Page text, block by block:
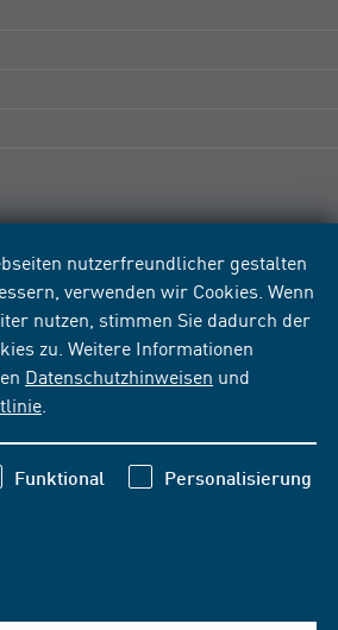
nutzerfreundlicher gestalten
verwenden wir Cookies. Wenn
nutzen, stimmen Sie dadurch der
zu. Weitere Informationen
Datenschutzhinweisen und
Funktional Personalisierung